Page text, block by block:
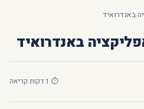
באנדרואיד
באנדרואיד
⏱ 1 דקות קריאה